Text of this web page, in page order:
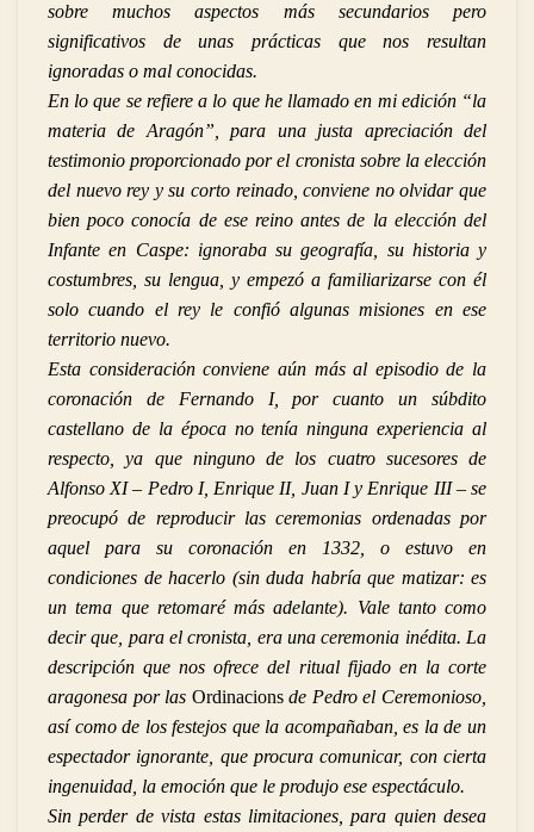
sobre muchos aspectos más secundarios pero
significativos de unas prácticas que nos resultan
ignoradas o mal conocidas.
En lo que se refiere a lo que he llamado en mi edición “la
materia de Aragón”, para una justa apreciación del
testimonio proporcionado por el cronista sobre la elección
del nuevo rey y su corto reinado, conviene no olvidar que
bien poco conocía de ese reino antes de la elección del
Infante en Caspe: ignoraba su geografía, su historia y
costumbres, su lengua, y empezó a familiarizarse con él
solo cuando el rey le confió algunas misiones en ese
territorio nuevo.
Esta consideración conviene aún más al episodio de la
coronación de Fernando I, por cuanto un súbdito
castellano de la época no tenía ninguna experiencia al
respecto, ya que ninguno de los cuatro sucesores de
Alfonso XI – Pedro I, Enrique II, Juan I y Enrique III – se
preocupó de reproducir las ceremonias ordenadas por
aquel para su coronación en 1332, o estuvo en
condiciones de hacerlo (sin duda habría que matizar: es
un tema que retomaré más adelante). Vale tanto como
decir que, para el cronista, era una ceremonia inédita. La
descripción que nos ofrece del ritual fijado en la corte
aragonesa por las Ordinacionsde Pedro el Ceremonioso,
así como de los festejos que la acompañaban, es la de un
espectador ignorante, que procura comunicar, con cierta
ingenuidad, la emoción que le produjo ese espectáculo.
Sin perder de vista estas limitaciones, para quien desea